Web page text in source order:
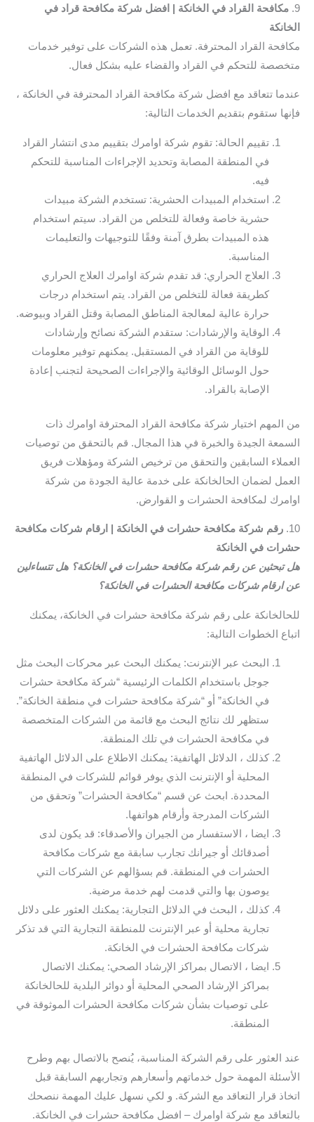
9. مكافحة القراد في الخانكة | افضل شركة مكافحة قراد في
الخانكة
مكافحة القراد المحترفة. تعمل هذه الشركات على توفير خدمات
متخصصة للتحكم في القراد والقضاء عليه بشكل فعال.
عندما تتعاقد مع افضل شركة مكافحة القراد المحترفة في الخانكة ،
فإنها ستقوم بتقديم الخدمات التالية:
تقييم الحالة: تقوم شركة اوامرك بتقييم مدى انتشار القراد
في المنطقة المصابة وتحديد الإجراءات المناسبة للتحكم
فيه.
استخدام المبيدات الحشرية: تستخدم الشركة مبيدات
حشرية خاصة وفعالة للتخلص من القراد. سيتم استخدام
هذه المبيدات بطرق آمنة وفقًا للتوجيهات والتعليمات
المناسبة.
العلاج الحراري: قد تقدم شركة اوامرك العلاج الحراري
كطريقة فعالة للتخلص من القراد. يتم استخدام درجات
حرارة عالية لمعالجة المناطق المصابة وقتل القراد وبيوضه.
الوقاية والإرشادات: ستقدم الشركة نصائح وإرشادات
للوقاية من القراد في المستقبل. يمكنهم توفير معلومات
حول الوسائل الوقائية والإجراءات الصحيحة لتجنب إعادة
الإصابة بالقراد.
من المهم اختيار شركة مكافحة القراد المحترفة اوامرك ذات
السمعة الجيدة والخبرة في هذا المجال. قم بالتحقق من توصيات
العملاء السابقين والتحقق من ترخيص الشركة ومؤهلات فريق
العمل لضمان الحالخانكة على خدمة عالية الجودة من شركة
اوامرك لمكافحة الحشرات و القوارض.
10. رقم شركة مكافحة حشرات في الخانكة | ارقام شركات مكافحة
حشرات في الخانكة
هل تبحثين عن رقم شركة مكافحة حشرات في الخانكة؟ هل تتساءلين
عن ارقام شركات مكافحة الحشرات في الخانكة؟
للحالخانكة على رقم شركة مكافحة حشرات في الخانكة، يمكنك
اتباع الخطوات التالية:
البحث عبر الإنترنت: يمكنك البحث عبر محركات البحث مثل
جوجل باستخدام الكلمات الرئيسية “شركة مكافحة حشرات
في الخانكة” أو “شركة مكافحة حشرات في منطقة الخانكة”.
ستظهر لك نتائج البحث مع قائمة من الشركات المتخصصة
في مكافحة الحشرات في تلك المنطقة.
كذلك ، الدلائل الهاتفية: يمكنك الاطلاع على الدلائل الهاتفية
المحلية أو الإنترنت الذي يوفر قوائم للشركات في المنطقة
المحددة. ابحث عن قسم “مكافحة الحشرات” وتحقق من
الشركات المدرجة وأرقام هواتفها.
ايضا ، الاستفسار من الجيران والأصدقاء: قد يكون لدى
أصدقائك أو جيرانك تجارب سابقة مع شركات مكافحة
الحشرات في المنطقة. قم بسؤالهم عن الشركات التي
يوصون بها والتي قدمت لهم خدمة مرضية.
كذلك ، البحث في الدلائل التجارية: يمكنك العثور على دلائل
تجارية محلية أو عبر الإنترنت للمنطقة التجارية التي قد تذكر
شركات مكافحة الحشرات في الخانكة.
ايضا ، الاتصال بمراكز الإرشاد الصحي: يمكنك الاتصال
بمراكز الإرشاد الصحي المحلية أو دوائر البلدية للحالخانكة
على توصيات بشأن شركات مكافحة الحشرات الموثوقة في
المنطقة.
عند العثور على رقم الشركة المناسبة، يُنصح بالاتصال بهم وطرح
الأسئلة المهمة حول خدماتهم وأسعارهم وتجاربهم السابقة قبل
اتخاذ قرار التعاقد مع الشركة. و لكي نسهل عليك المهمة ننصحك
بالتعاقد مع شركة اوامرك – افضل مكافحة حشرات في الخانكة.